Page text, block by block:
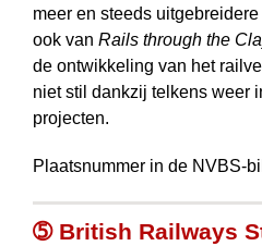
meer en steeds
ook van Rails through the
de ontwikkeling van het
niet stil dankzij telkens weer
projecten.
Plaatsnummer in de NVBS-
➄ British Railways